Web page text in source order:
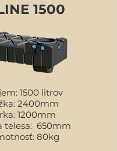
1500
1500 litrov
2400mm
1200mm
telesa: 650mm
80kg